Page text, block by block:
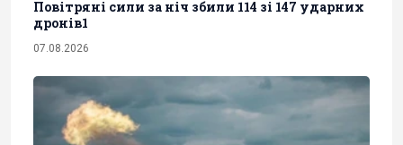
Повітряні сили за ніч збили 114 зі 147 ударних
дронів1
07.08.2026